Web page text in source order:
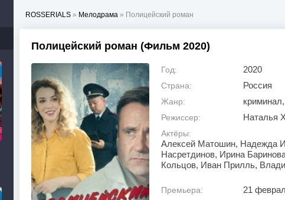
ROSSERIALS » Мелодрама » Полицейский роман
Полицейский роман (Фильм 2020)
Год: 2020
Страна: Россия
Жанр:
Режиссер: Наталья
Актёры:
Алексей Матошин, Надежда
Насретдинов, Ирина
Кольцов, Иван Прилль,
Премьера: 21